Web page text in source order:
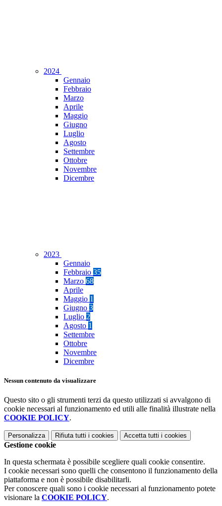
2024
Gennaio
Febbraio
Marzo
Aprile
Maggio
Giugno
Luglio
Agosto
Settembre
Ottobre
Novembre
Dicembre
2023
Gennaio
Febbraio 35
Marzo 68
Aprile
Maggio 1
Giugno 3
Luglio 2
Agosto 1
Settembre
Ottobre
Novembre
Dicembre
Nessun contenuto da visualizzare
Questo sito o gli strumenti terzi da questo utilizzati si avvalgono di
cookie necessari al funzionamento ed utili alle finalità illustrate nella
COOKIE POLICY.
Personalizza Rifiuta tutti i cookies Accetta tutti i cookies
Gestione cookie
In questa schermata è possibile scegliere quali cookie consentire.
I cookie necessari sono quelli che consentono il funzionamento della
piattaforma e non è possibile disabilitarli.
Per conoscere quali sono i cookie necessari al funzionamento potete
visionare la COOKIE POLICY.